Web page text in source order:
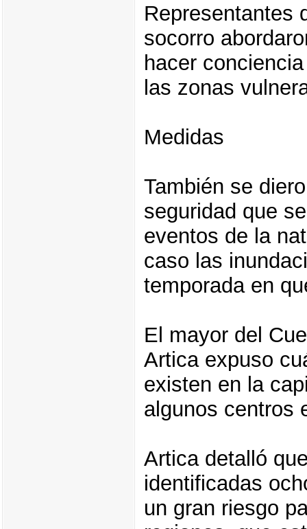
Representantes
socorro
hacer
las zonas
Medidas
También se
seguridad que
eventos de la
caso las
temporada en
El mayor del
Artica expuso
existen en la
algunos centros
Artica detalló
identificadas
un gran riesgo